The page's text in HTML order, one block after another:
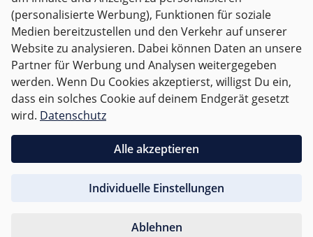
Widerrufsrecht
Alle Preise inkl. gesetzl. Mehrwertsteuer zzgl.Versandkosten
und ggf. Nachnahmegebühren, wenn nicht anders
angegeben.
Für Deutschland sind Bestellungen ab 50,- EUR
versandkostenfrei.
Für andere Länder wird nachGewicht abgerechnet
(personalisierte Werbung), Funktionen für soziale
Medien bereitzustellen und den Verkehr auf unserer
Website zu analysieren. Dabei können Daten an unsere
Partner für Werbung und Analysen weitergegeben
werden. Wenn Du Cookies akzeptierst, willigst Du ein,
dass ein solches Cookie auf deinem Endgerät gesetzt
wird. Datenschutz
Ablehnen
Individuelle Einstellungen
Alle akzeptieren